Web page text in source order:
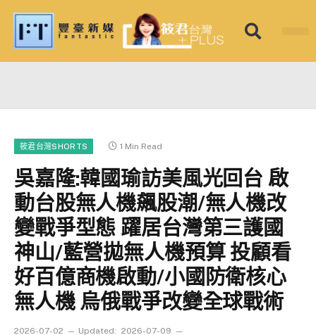
筱君台灣SHORTS 1 Min Read
吳嘉隆:韓國瑜訪美風光回台 啟
動台股無人機飆股潮/無人機改
變戰爭型態 躍居台灣第三護國
神山/藍營拋無人機預算 投顧看
好百億商機啟動/小國防衛核心
無人機 烏俄戰爭改變全球戰術
2026-07-02 Updated: 2026-07-09